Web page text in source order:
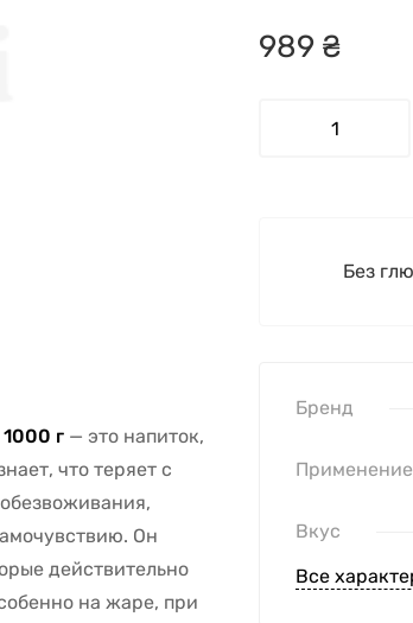
г — это напиток,
что теряет с
Он
действительно
на жаре, при
989 ₴
Без
Бренд
Вкус
Все